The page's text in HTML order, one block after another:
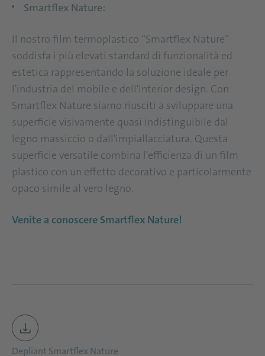
Smartflex Nature:
Il nostro film termoplastico “Smartflex Nature”
soddisfa i più elevati standard di funzionalità ed
estetica rappresentando la soluzione ideale per
l'industria del mobile e dell'interior design. Con
Smartflex Nature siamo riusciti a sviluppare una
superficie visivamente quasi indistinguibile dal
legno massiccio o dall'impiallacciatura. Questa
superficie versatile combina l'efficienza di un film
plastico con un effetto decorativo e particolarmente
opaco simile al vero legno.
Venite a conoscere Smartflex Nature!
Depliant Smartflex Nature